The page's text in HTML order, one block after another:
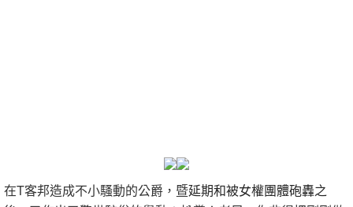
在T客邦造成不小騷動的公爵，暨延期和被女權團體砲轟之